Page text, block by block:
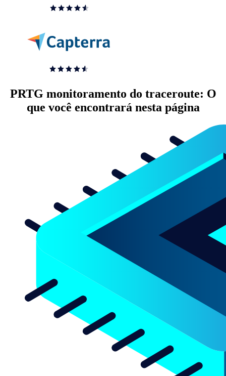
PRTG monitoramento do traceroute: O
que você encontrará nesta página